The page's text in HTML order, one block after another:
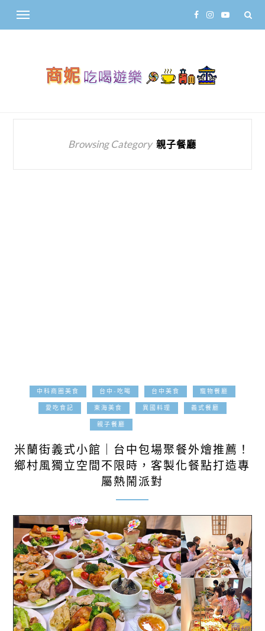
Browsing Category 親子餐廳
中科商圈美食 台中-吃喝 台中美食 寵物餐廳
愛吃食記 東海美食 異國料理 義式餐廳
親子餐廳
米蘭街義式小館｜台中包場聚餐外燴推薦！
鄉村風獨立空間不限時，客製化餐點打造專
屬熱鬧派對